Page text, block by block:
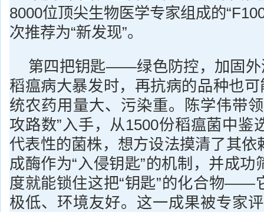
8000位顶尖生物医学专家组成的
次推荐为“新发现”。
第四把钥匙——绿色防控，加固外
稻瘟病大暴发时，再抗病的品种也可
统农药用量大、污染重。陈学伟带
攻路数”入手，从1500份稻瘟菌中鉴
代表性的菌株，想方设法摸清了其依
成酶作为“入侵钥匙”的机制，并成功
度就能锁住这把“钥匙”的化合物——
极低、环境友好。这一成果被专家